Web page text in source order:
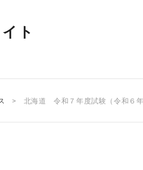
ト
北海道 令和７年度試験（令和６